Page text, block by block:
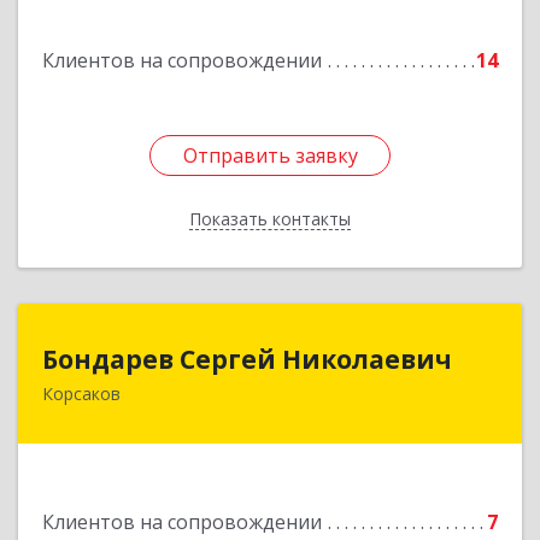
Клиентов на сопровождении 14
Отправить заявку
Показать контакты
Отправить заявку
Назад
Бондарев Сергей Николаевич
Корсаков
Клиентов на сопровождении 7
Бондарев Сергей Николаевич